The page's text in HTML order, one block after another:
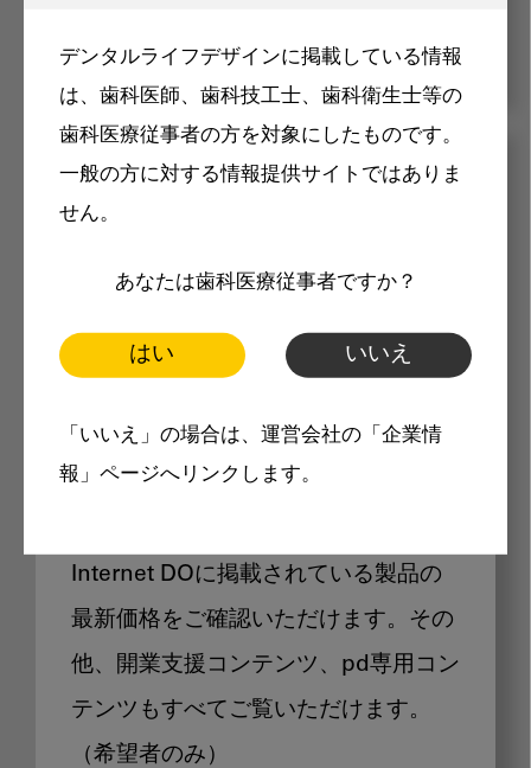
デンタルライフデザインに掲載している情報
は、歯科医師、歯科技工士、歯科衛生士等の
歯科医療従事者の方を対象にしたものです。
一般の方に対する情報提供サイトではありま
せん。
あなたは歯科医療従事者ですか？
はい いいえ
「いいえ」の場合は、運営会社の「企業情
報」ページへリンクします。
メリット
製品価格も閲覧可能
Internet DOに掲載されている製品の
最新価格をご確認いただけます。その
他、開業支援コンテンツ、pd専用コン
テンツもすべてご覧いただけます。
（希望者のみ）